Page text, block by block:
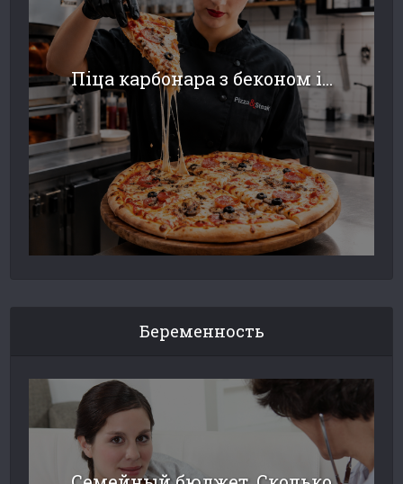
Піца карбонара з беконом і...
Беременность